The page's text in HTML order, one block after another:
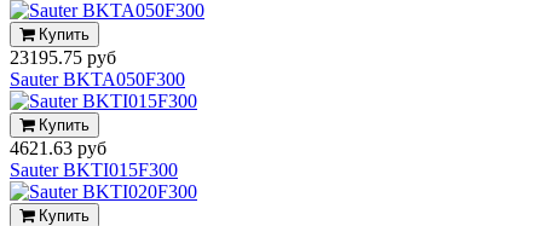
Купить
23195.75 руб
Sauter BKTA050F300
Купить
4621.63 руб
Sauter BKTI015F300
Купить